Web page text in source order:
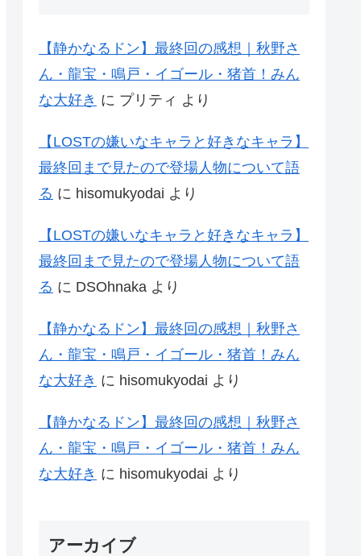
【静かなるドン】最終回の感想｜秋野さ
ん・龍宝・鳴戸・イゴール・猪首！みん
な大好き に プリティ より
【LOSTの嫌いなキャラと好きなキャラ】
最終回まで見たので登場人物について語
る に hisomukyodai より
【LOSTの嫌いなキャラと好きなキャラ】
最終回まで見たので登場人物について語
る に DSOhnaka より
【静かなるドン】最終回の感想｜秋野さ
ん・龍宝・鳴戸・イゴール・猪首！みん
な大好き に hisomukyodai より
【静かなるドン】最終回の感想｜秋野さ
ん・龍宝・鳴戸・イゴール・猪首！みん
な大好き に hisomukyodai より
アーカイブ